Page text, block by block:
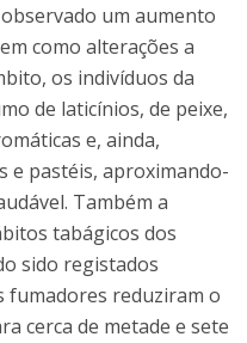
um aumento
como alterações a
os indivíduos da
de laticínios, de peixe,
e, ainda,
e pastéis, aproximando-
Também a
tabágicos dos
sido registados
fumadores reduziram o
cerca de metade e sete